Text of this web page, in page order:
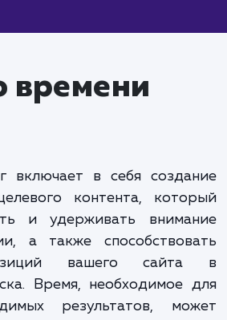
1000 знаков
по качеству. Мы гарантируем
учитывая высокий уровень
наших специалистов и
контента.
– обеспечить вам максимальную
рубля. Мы предлагаем
включают в себя составление